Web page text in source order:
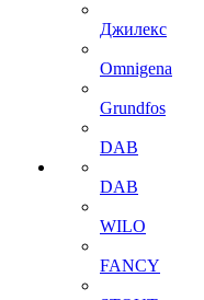
Джилекс
Omnigena
Grundfos
DAB
DAB
WILO
FANCY